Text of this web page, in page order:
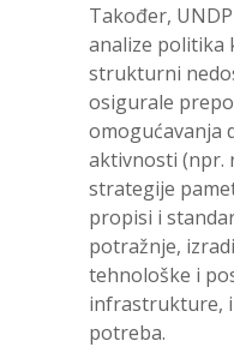
Također,
analize politika
strukturni
osigurale
omogućavanja
aktivnosti (npr.
strategije
propisi i
potražnje,
tehnološke i
infrastrukture,
potreba.